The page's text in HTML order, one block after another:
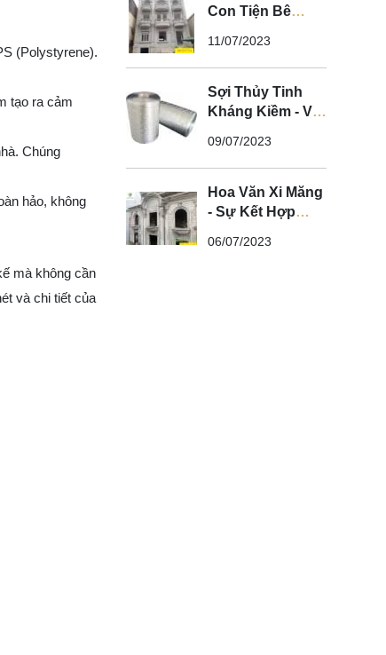
(Polystyrene).
tạo ra cảm
Chúng
hảo, không
mà không cần
và chi tiết của
Con Tiện Bê
Thự Tân Cổ Điển
- Nghệ Thuật Xi
Măng
11/07/2023
Sợi Thủy Tinh
Kháng Kiềm - Vì
GFRC Phải Sử
Dụng Sợi Thủy
Tinh Kháng
Kiềm?
09/07/2023
Hoa Văn Xi Măng
- Sự Kết Hợp
Nghệ Thuật và
06/07/2023